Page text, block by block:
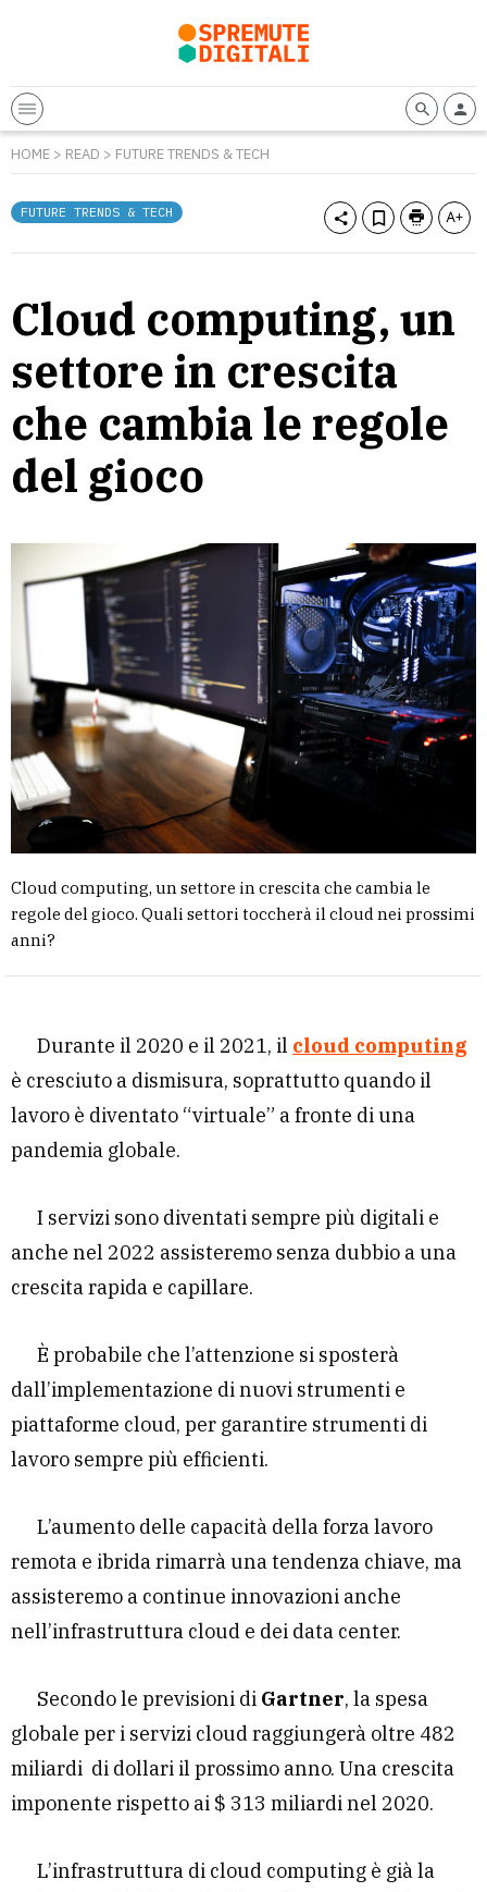
HOME > READ > FUTURE TRENDS & TECH
FUTURE TRENDS & TECH
Cloud computing, un
settore in crescita
che cambia le regole
del gioco
Cloud computing, un settore in crescita che cambia le
regole del gioco. Quali settori toccherà il cloud nei prossimi
anni?
Durante il 2020 e il 2021, il cloud computing
è cresciuto a dismisura, soprattutto quando il
lavoro è diventato “virtuale” a fronte di una
pandemia globale.
I servizi sono diventati sempre più digitali e
anche nel 2022 assisteremo senza dubbio a una
crescita rapida e capillare.
È probabile che l’attenzione si sposterà
dall’implementazione di nuovi strumenti e
piattaforme cloud, per garantire strumenti di
lavoro sempre più efficienti.
L’aumento delle capacità della forza lavoro
remota e ibrida rimarrà una tendenza chiave, ma
assisteremo a continue innovazioni anche
nell’infrastruttura cloud e dei data center.
Secondo le previsioni di Gartner, la spesa
globale per i servizi cloud raggiungerà oltre 482
miliardi di dollari il prossimo anno. Una crescita
imponente rispetto ai $ 313 miliardi nel 2020.
L’infrastruttura di cloud computing è già la